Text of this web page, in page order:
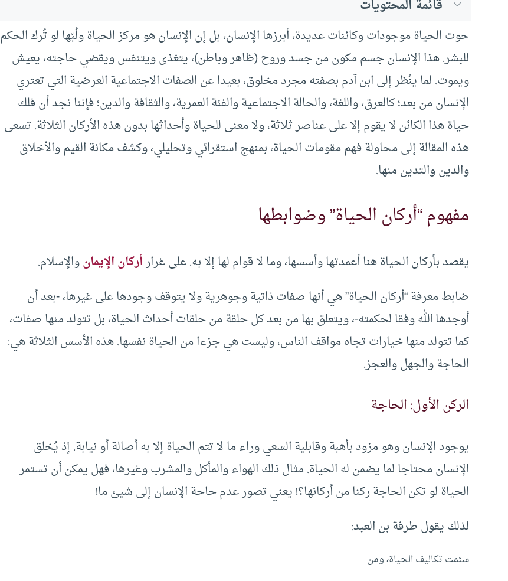
قائمة المحتويات
حوت الحياة موجودات وكائنات عديدة، أبرزها الإنسان، بل إن الإنسان هو مركز الحياة ولُبّها لو تُرك الحكم
للبشر. هذا الإنسان جسم مكون من جسد وروح (ظاهر وباطن)، يتغذى ويتنفس ويقضي حاجته، يعيش
ويموت. لما ينُظر إلى ابن آدم بصفته مجرد مخلوق، بعيدا عن الصفات الاجتماعية العرضية التي تعتري
الإنسان من بعد؛ كالعرق، واللغة، والحالة الاجتماعية والفئة العمرية، والثقافة والدين؛ فإننا نجد أن فلك
حياة هذا الكائن لا يقوم إلا على عناصر ثلاثة، ولا معنى للحياة وأحداثها بدون هذه الأركان الثلاثة. تسعى
هذه المقالة إلى محاولة فهم مقومات الحياة، بمنهج استقرائي وتحليلي، وكشف مكانة القيم والأخلاق
والدين والتدين منها.
مفهوم “أركان الحياة” وضوابطها
يقصد بأركان الحياة هنا أعمدتها وأسسها، وما لا قوام لها إلا به. على غرارأركان الإيمانوالإسلام.
ضابط معرفة “أركان الحياة” هي أنها صفات ذاتية وجوهرية ولا يتوقف وجودها على غيرها، -بعد أن
أوجدها الله وفقا لحكمته-، ويتعلق بها من بعد كل حلقة من حلقات أحداث الحياة، بل تتولد منها صفات،
كما تتولد منها خيارات تجاه مواقف الناس، وليست هي جزءا من الحياة نفسها. هذه الأسس الثلاثة هي:
الحاجة والجهل والعجز.
الركن الأول: الحاجة
يوجود الإنسان وهو مزود بأهبة وقابلية السعي وراء ما لا تتم الحياة إلا به أصالة أو نيابة. إذ يُخلق
الإنسان محتاجا لما يضمن له الحياة. مثال ذلك الهواء والمأكل والمشرب وغيرها، فهل يمكن أن تستمر
الحياة لو تكن الحاجة ركنا من أركانها؟! يعني تصور عدم حاحة الإنسان إلى شيئ ما!
لذلك يقول طرفة بن العبد:
سئمت تكاليف الحياة، ومن